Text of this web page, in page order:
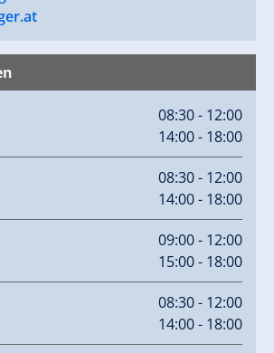
08:30 - 12:00
14:00 - 18:00
08:30 - 12:00
14:00 - 18:00
09:00 - 12:00
15:00 - 18:00
08:30 - 12:00
14:00 - 18:00